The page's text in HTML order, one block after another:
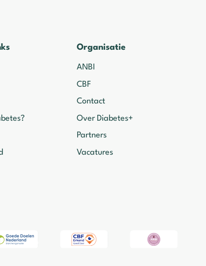
Organisatie
ANBI
CBF
Contact
Over Diabetes+
Partners
Vacatures